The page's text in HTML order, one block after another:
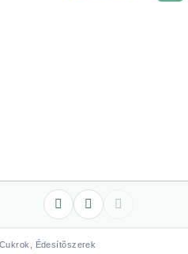
Cukrok, Édesítõszerek